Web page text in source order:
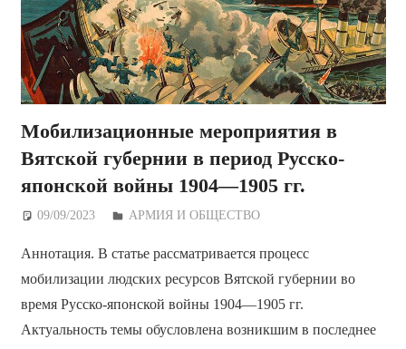
Мобилизационные мероприятия в
Вятской губернии в период Русско-
японской войны 1904—1905 гг.
09/09/2023 Дежурный по Редакции
АРМИЯ И ОБЩЕСТВО
Аннотация. В статье рассматривается процесс
мобилизации людских ресурсов Вятской губернии во
время Русско-японской войны 1904—1905 гг.
Актуальность темы обусловлена возникшим в последнее